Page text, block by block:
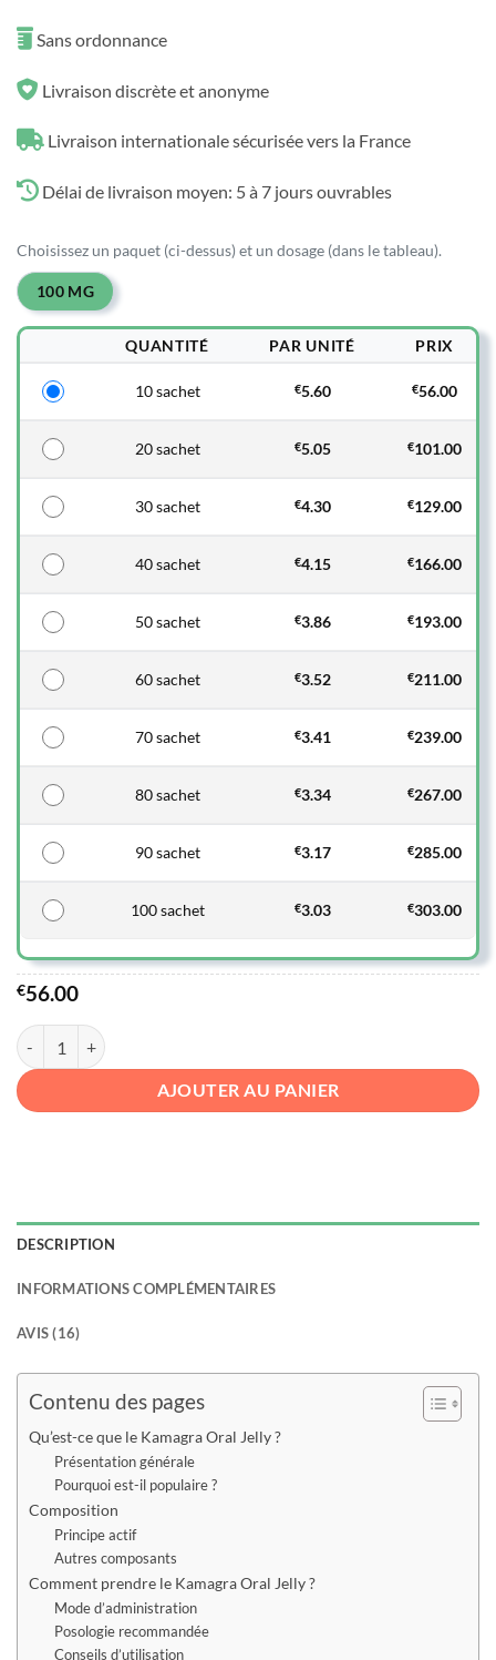
Sans ordonnance
Livraison discrète et anonyme
Livraison internationale sécurisée vers la France
Délai de livraison moyen: 5 à 7 jours ouvrables
Choisissez un paquet (ci-dessus) et un dosage (dans le tableau).
100 MG
QUANTITÉ PAR UNITÉ PRIX
10 sachet €5.60 €56.00
20 sachet €5.05 €101.00
30 sachet €4.30 €129.00
40 sachet €4.15 €166.00
50 sachet €3.86 €193.00
60 sachet €3.52 €211.00
70 sachet €3.41 €239.00
80 sachet €3.34 €267.00
90 sachet €3.17 €285.00
100 sachet €3.03 €303.00
€56.00
quantité de Kamagra Oral Jelly
AJOUTER AU PANIER
DESCRIPTION
INFORMATIONS COMPLÉMENTAIRES
AVIS (16)
Contenu des pages
Qu’est-ce que le Kamagra Oral Jelly ?
Présentation générale
Pourquoi est-il populaire ?
Composition
Principe actif
Autres composants
Comment prendre le Kamagra Oral Jelly ?
Mode d’administration
Posologie recommandée
Conseils d’utilisation